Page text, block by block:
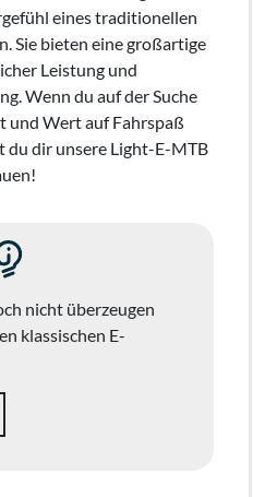
eines traditionellen
Sie bieten eine großartige
Leistung und
Wenn du auf der Suche
und Wert auf Fahrspaß
du dir unsere Light-E-MTB
nicht überzeugen
klassischen E-